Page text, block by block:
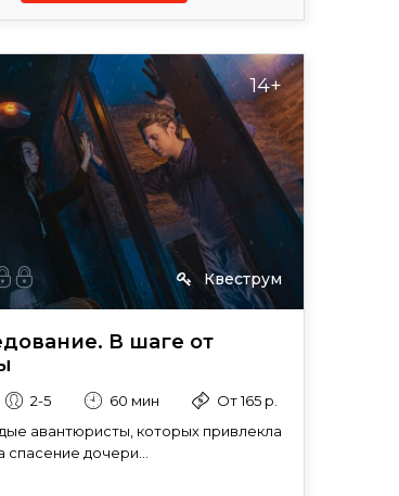
14+
Квеструм
В шаге от
2-5 60 мин
От 165 р.
авантюристы, которых привлекла
спасение дочери...